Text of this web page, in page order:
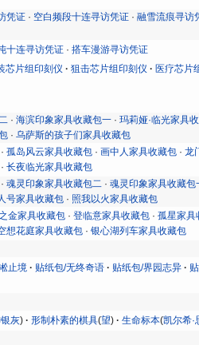
凭证 · 空白频段十连寻访凭证 ·融雪流痕寻访
十连寻访凭证 ·搭车漫游寻访凭证
芯片组印刻仪 狙击芯片组印刻仪 医疗芯片
·海滨印象家具收藏包一 ·玛莉娅·临光家具
·乌萨斯的孩子们家具收藏包
·孤岛风云家具收藏包 ·画中人家具收藏包 ·龙
·长夜临光家具收藏包
·魂灵印象家具收藏包二 ·魂灵印象家具收藏包
号家具收藏包 · 照我以火家具收藏包
金家具收藏包 ·登临意家具收藏包 ·孤星家具
想花庭家具收藏包 ·银心湖列车家具收藏包
止境 贴纸包/无终奇语 贴纸包/界园志异
灰) 形制朴素的棋具(望) 生命标本(凯尔希·